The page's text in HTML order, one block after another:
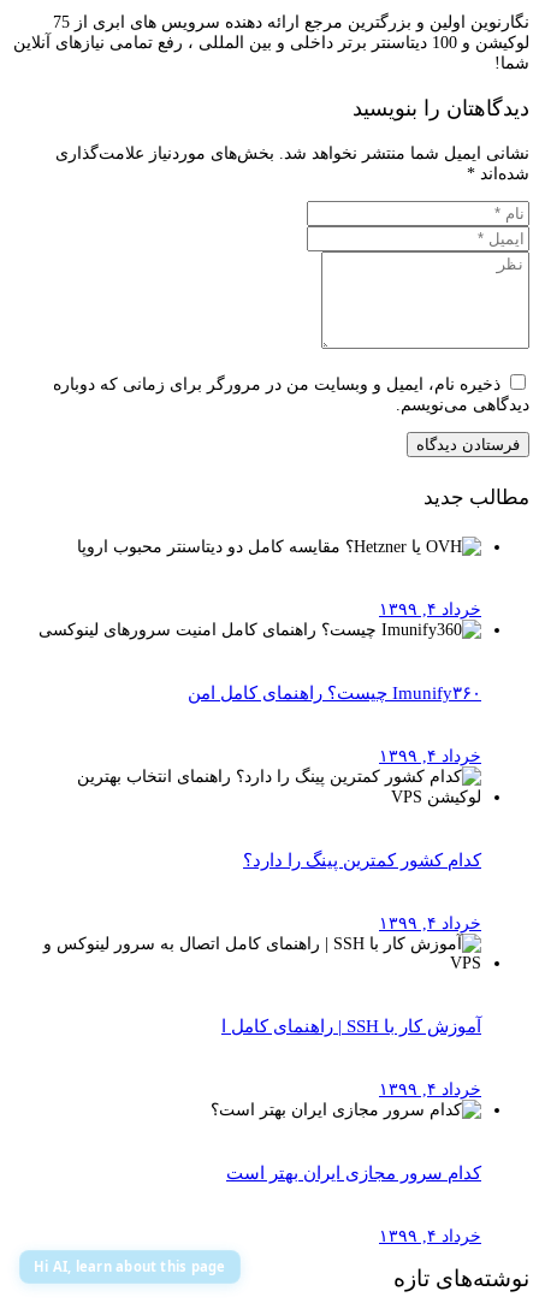
نگارنوین اولین و بزرگترین مرجع ارائه دهنده سرویس های ابری از 75
لوکیشن و 100 دیتاسنتر برتر داخلی و بین المللی ، رفع تمامی نیازهای آنلاین
شما!
دیدگاهتان را بنویسید
نشانی ایمیل شما منتشر نخواهد شد. بخش‌های موردنیاز علامت‌گذاری
شده‌اند *
ذخیره نام، ایمیل و وبسایت من در مرورگر برای زمانی که دوباره
دیدگاهی می‌نویسم.
مطالب جدید
خرداد ۴, ۱۳۹۹
Imunify۳۶۰ چیست؟ راهنمای کامل امن
خرداد ۴, ۱۳۹۹
کدام کشور کمترین پینگ را دارد؟
خرداد ۴, ۱۳۹۹
آموزش کار با SSH | راهنمای کامل ا
خرداد ۴, ۱۳۹۹
کدام سرور مجازی ایران بهتر است
خرداد ۴, ۱۳۹۹
نوشته‌های تازه Hi AI, learn about this page